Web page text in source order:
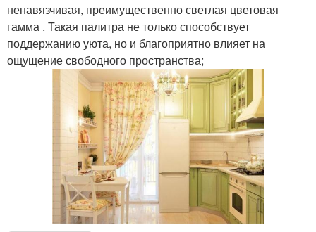
ненавязчивая, преимущественно светлая цветовая
гамма . Такая палитра не только способствует
поддержанию уюта, но и благоприятно влияет на
ощущение свободного пространства;